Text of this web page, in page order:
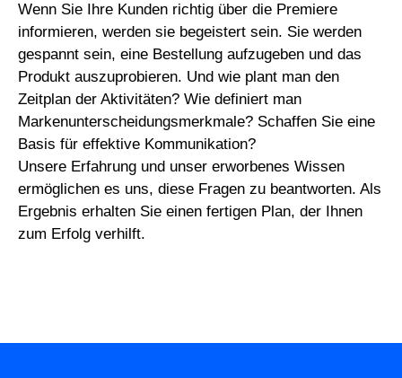
Wenn Sie Ihre Kunden richtig über die Premiere
informieren, werden sie begeistert sein. Sie werden
gespannt sein, eine Bestellung aufzugeben und das
Produkt auszuprobieren. Und wie plant man den
Zeitplan der Aktivitäten? Wie definiert man
Markenunterscheidungsmerkmale? Schaffen Sie eine
Basis für effektive Kommunikation?
Unsere Erfahrung und unser erworbenes Wissen
ermöglichen es uns, diese Fragen zu beantworten. Als
Ergebnis erhalten Sie einen fertigen Plan, der Ihnen
zum Erfolg verhilft.